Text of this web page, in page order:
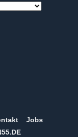
Jobs